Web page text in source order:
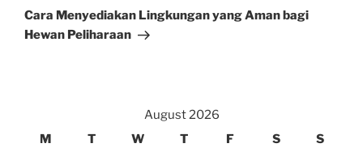
Post
Cara Menyediakan Lingkungan yang Aman bagi
Hewan Peliharaan
August 2026
M
T W T F S S